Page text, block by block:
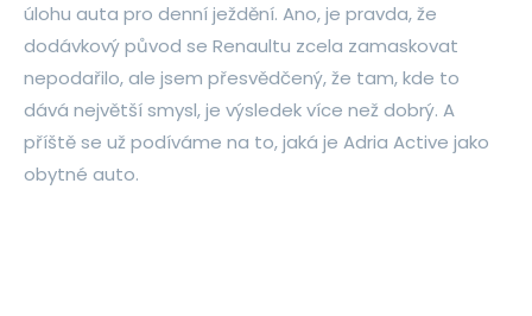
úlohu auta pro denní ježdění. Ano, je pravda, že
dodávkový původ se Renaultu zcela zamaskovat
nepodařilo, ale jsem přesvědčený, že tam, kde to
dává největší smysl, je výsledek více než dobrý. A
příště se už podíváme na to, jaká je Adria Active jako
obytné auto.